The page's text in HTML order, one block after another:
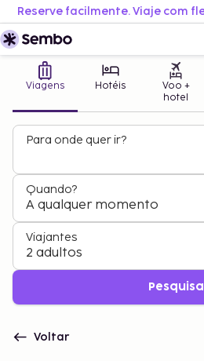
Viagens Hotéis
Voo +
hotel
Para onde quer ir?
Quando?
A qualquer momento
Viajantes
2 adultos
Pesquisa
Voltar